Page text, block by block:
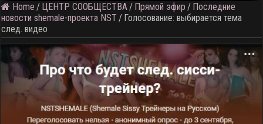
⚠️ Результаты голосования и тема следующего откртытого
Home / ЦЕНТР СООБЩЕСТВА / Прямой эфир / Последние
новости shemale-проекта NST / Голосование: выбирается тема
след. видео